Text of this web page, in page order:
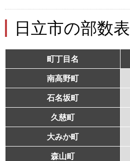
日立市の部数表
町丁目名
南高野町
石名坂町
久慈町
大みか町
森山町